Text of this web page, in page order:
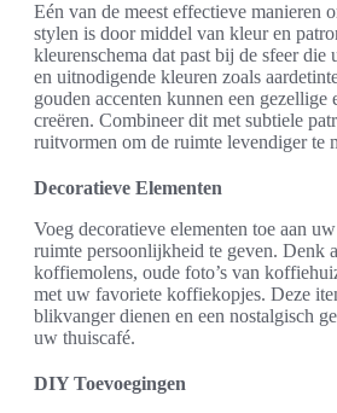
Eén van de meest effectieve manieren
stylen is door middel van kleur en
kleurenschema dat past bij de sfeer die
en uitnodigende kleuren zoals
gouden accenten kunnen een gezellige
creëren. Combineer dit met subtiele
ruitvormen om de ruimte levendiger te
Decoratieve Elementen
Voeg decoratieve elementen toe aan
ruimte persoonlijkheid te geven. Denk
koffiemolens, oude foto’s van
met uw favoriete koffiekopjes. Deze
blikvanger dienen en een nostalgisch
uw thuiscafé.
DIY Toevoegingen